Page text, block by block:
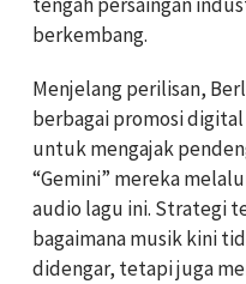
berkembang.
Menjelang perilisan,
berbagai promosi
untuk mengajak
“Gemini” mereka
audio lagu ini. Strategi
bagaimana musik kini
didengar, tetapi juga